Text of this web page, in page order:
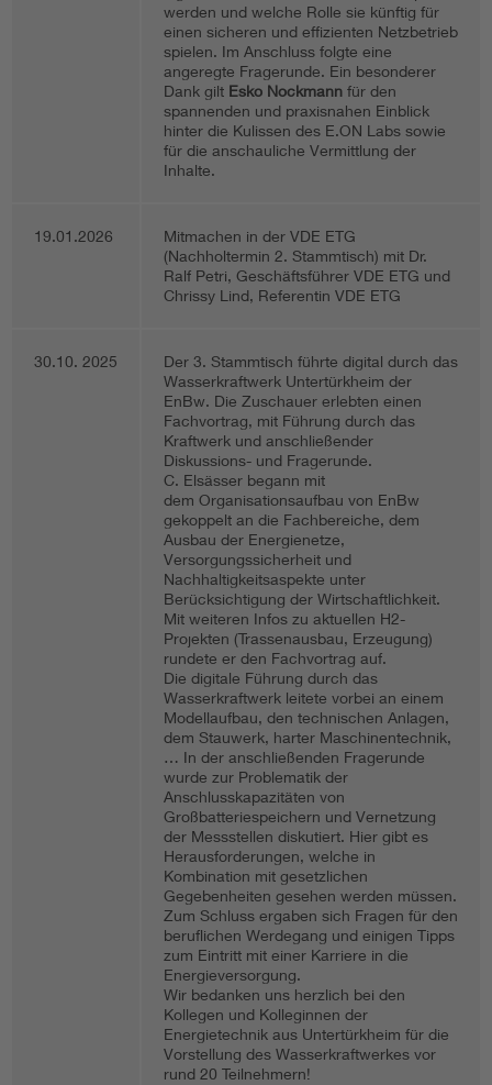
werden und welche Rolle sie künftig für
einen sicheren und effizienten Netzbetrieb
spielen. Im Anschluss folgte eine
angeregte Fragerunde. Ein besonderer
Dank gilt Esko Nockmann für den
spannenden und praxisnahen Einblick
hinter die Kulissen des E.ON Labs sowie
für die anschauliche Vermittlung der
Inhalte.
19.01.2026
Mitmachen in der VDE ETG
(Nachholtermin 2. Stammtisch) mit Dr.
Ralf Petri, Geschäftsführer VDE ETG und
Chrissy Lind, Referentin VDE ETG
30.10. 2025
Der 3. Stammtisch führte digital durch das
Wasserkraftwerk Untertürkheim der
EnBw. Die Zuschauer erlebten einen
Fachvortrag, mit Führung durch das
Kraftwerk und anschließender
Diskussions- und Fragerunde.
C. Elsässer begann mit
dem Organisationsaufbau von EnBw
gekoppelt an die Fachbereiche, dem
Ausbau der Energienetze,
Versorgungssicherheit und
Nachhaltigkeitsaspekte unter
Berücksichtigung der Wirtschaftlichkeit.
Mit weiteren Infos zu aktuellen H2-
Projekten (Trassenausbau, Erzeugung)
rundete er den Fachvortrag auf.
Die digitale Führung durch das
Wasserkraftwerk leitete vorbei an einem
Modellaufbau, den technischen Anlagen,
dem Stauwerk, harter Maschinentechnik,
… In der anschließenden Fragerunde
wurde zur Problematik der
Anschlusskapazitäten von
Großbatteriespeichern und Vernetzung
der Messstellen diskutiert. Hier gibt es
Herausforderungen, welche in
Kombination mit gesetzlichen
Gegebenheiten gesehen werden müssen.
Zum Schluss ergaben sich Fragen für den
beruflichen Werdegang und einigen Tipps
zum Eintritt mit einer Karriere in die
Energieversorgung.
Wir bedanken uns herzlich bei den
Kollegen und Kolleginnen der
Energietechnik aus Untertürkheim für die
Vorstellung des Wasserkraftwerkes vor
rund 20 Teilnehmern!